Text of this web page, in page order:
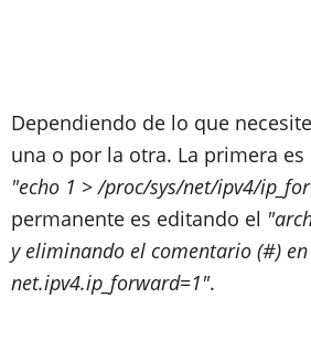
Dependiendo de lo que
una o por la otra. La primera
"echo 1 > /proc/sys/net/ipv4/
permanente es editando el
y eliminando el comentario (#)
net.ipv4.ip_forward=1".